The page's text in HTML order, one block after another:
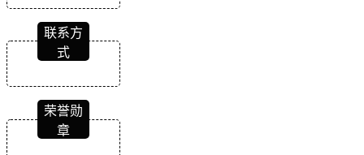
联系方
式
荣誉勋
章